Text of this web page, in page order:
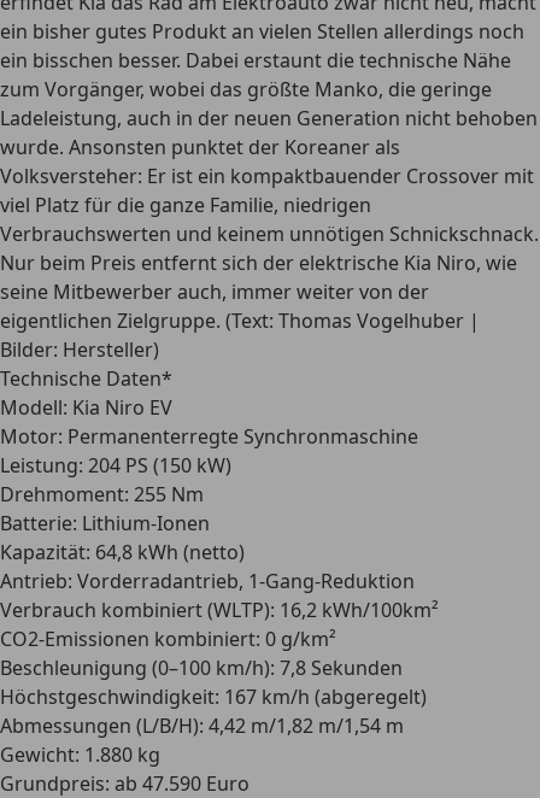
ein bisher gutes Produkt an vielen Stellen allerdings noch
ein bisschen besser. Dabei erstaunt die technische Nähe
zum Vorgänger, wobei das größte Manko, die geringe
Ladeleistung, auch in der neuen Generation nicht behoben
wurde. Ansonsten punktet der Koreaner als
Volksversteher: Er ist ein kompaktbauender Crossover mit
viel Platz für die ganze Familie, niedrigen
Verbrauchswerten und keinem unnötigen Schnickschnack.
Nur beim Preis entfernt sich der elektrische Kia Niro, wie
seine Mitbewerber auch, immer weiter von der
eigentlichen Zielgruppe. (Text: Thomas Vogelhuber |
Bilder: Hersteller)
Technische Daten*
Modell: Kia Niro EV
Motor: Permanenterregte Synchronmaschine
Leistung: 204 PS (150 kW)
Drehmoment: 255 Nm
Batterie: Lithium-Ionen
Kapazität: 64,8 kWh (netto)
Antrieb: Vorderradantrieb, 1-Gang-Reduktion
Verbrauch kombiniert (WLTP): 16,2 kWh/100km²
CO2-Emissionen kombiniert: 0 g/km²
Beschleunigung (0–100 km/h): 7,8 Sekunden
Höchstgeschwindigkeit: 167 km/h (abgeregelt)
Abmessungen (L/B/H): 4,42 m/1,82 m/1,54 m
Gewicht: 1.880 kg
Grundpreis: ab 47.590 Euro